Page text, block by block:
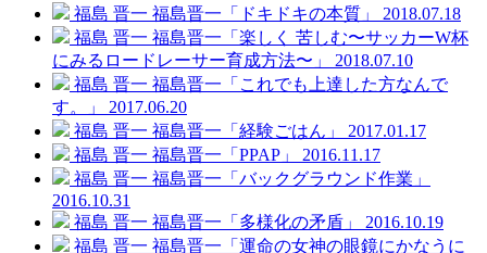
福島 晋一 福島晋一「ドキドキの本質」
2018.07.18
福島 晋一 福島晋一「楽しく 苦しむ〜サッカーW杯
にみるロードレーサー育成方法〜」
2018.07.10
福島 晋一 福島晋一「これでも上達した方なんで
す。」
2017.06.20
福島 晋一 福島晋一「経験ごはん」
2017.01.17
福島 晋一 福島晋一「PPAP」
2016.11.17
福島 晋一 福島晋一「バックグラウンド作業」
2016.10.31
福島 晋一 福島晋一「多様化の矛盾」
2016.10.19
福島 晋一 福島晋一「運命の女神の眼鏡にかなうに